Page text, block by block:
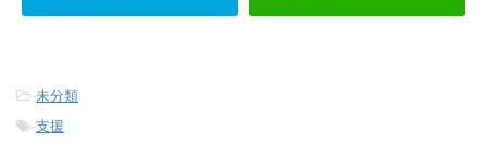
-未分類
-支援